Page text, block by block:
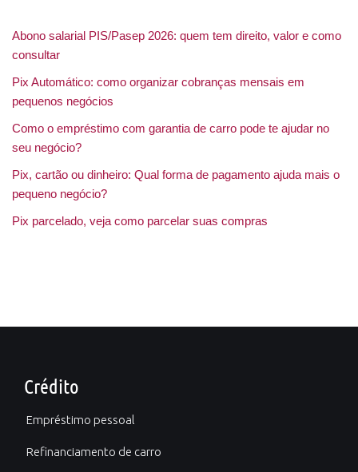
Abono salarial PIS/Pasep 2026: quem tem direito, valor e como
consultar
Pix Automático: como organizar cobranças mensais em
pequenos negócios
Como o empréstimo com garantia de carro pode te ajudar no
seu negócio?
Pix, cartão ou dinheiro: Qual forma de pagamento ajuda mais o
pequeno negócio?
Pix parcelado, veja como parcelar suas compras
Crédito
Empréstimo pessoal
Refinanciamento de carro